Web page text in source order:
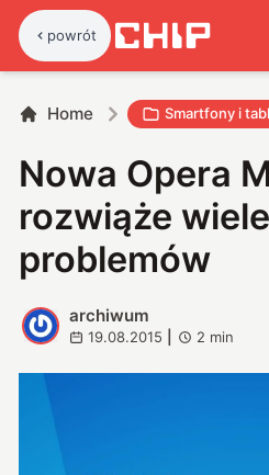
powrót
Home Smartfony i
Nowa Opera
rozwiąże
problemów
A
archiwum
19.08.2015 2 min